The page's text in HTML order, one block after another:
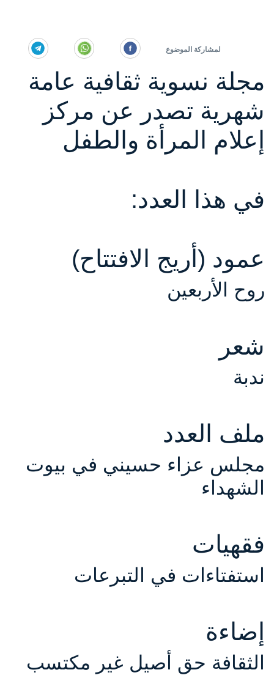
الموضوع
مجلة نسوية ثقافية عامة
شهرية تصدر عن مركز
إعلام المرأة والطفل
في هذا العدد:
عمود (أريج الافتتاح)
روح الأربعين
شعر
ندبة
ملف العدد
مجلس عزاء حسيني في بيوت
الشهداء
فقهيات
استفتاءات في التبرعات
إضاءة
الثقافة حق أصيل غير مكتسب